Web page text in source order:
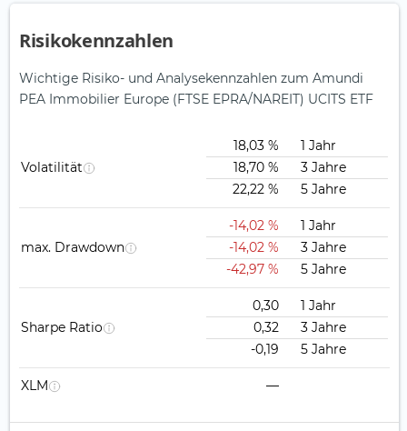
Risikokennzahlen
Wichtige Risiko- und Analysekennzahlen zum Amundi
PEA Immobilier Europe (FTSE EPRA/NAREIT) UCITS ETF
Volatilität
18,03 %
1 Jahr
18,70 %
3 Jahre
22,22 %
5 Jahre
max. Drawdown
-14,02 %
1 Jahr
-14,02 %
3 Jahre
-42,97 %
5 Jahre
Sharpe Ratio
0,30
1 Jahr
0,32
3 Jahre
-0,19
5 Jahre
XLM —